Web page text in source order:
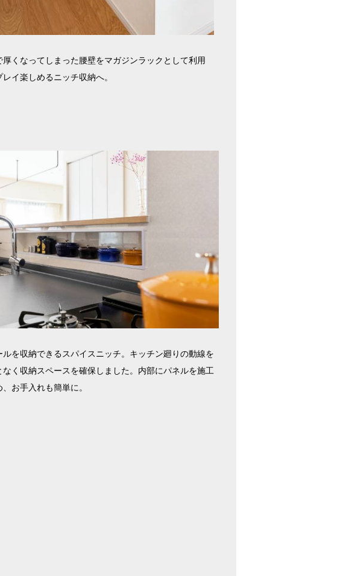
厚くなってしまった腰壁をマガジンラックとして利用
レイ楽しめるニッチ収納へ。
ルを収納できるスパイスニッチ。キッチン廻りの動線を
なく収納スペースを確保しました。内部にパネルを施工
お手入れも簡単に。